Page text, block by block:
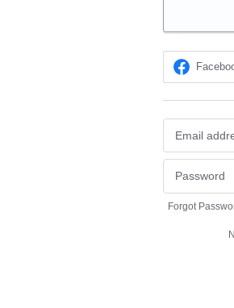
Forgot